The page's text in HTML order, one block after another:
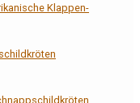
Klappen-